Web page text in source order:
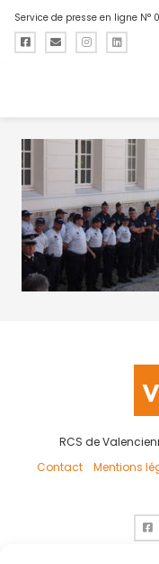
Service de presse en ligne N°
RCS de
Contact
Mentions